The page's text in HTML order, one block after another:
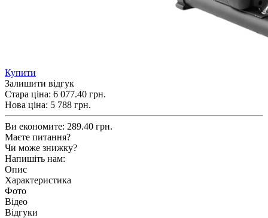
Купити
Залишити відгук
Стара ціна: 6 077.40 грн.
Нова ціна: 5 788 грн.
Ви економите: 289.40 грн.
Маєте питання?
Чи може знижку?
Напишіть нам:
Опис
Характеристика
Фото
Відео
Відгуки